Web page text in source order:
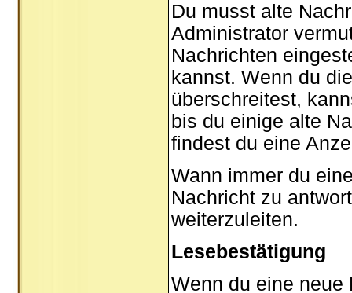
Du musst alte
Administrator
Nachrichten
kannst. Wenn du
überschreitest,
bis du einige alte
findest du eine
Wann immer du
Nachricht zu
weiterzuleiten.
Lesebestätigung
Wenn du eine neue